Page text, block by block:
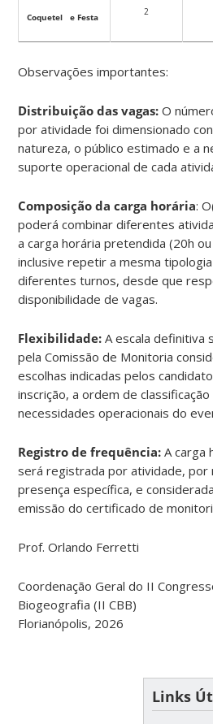
Coquetel e Festa 2
Observações importantes:
Distribuição das vagas:O
por atividade foi dimensionado
natureza, o público estimado e a
suporte operacional de cada
Composição da carga horária:
poderá combinar diferentes
a carga horária pretendida (20h
inclusive repetir a mesma
diferentes turnos, desde que
disponibilidade de vagas.
Flexibilidade: A escala definitiva
pela Comissão de Monitoria
escolhas indicadas pelos
inscrição, a ordem de classificação
necessidades operacionais do
Registro de frequência:A carga
será registrada por atividade, por
presença específica, e
emissão do certificado de
Prof. Orlando Ferretti
Coordenação Geral do II
Biogeografia (II CBB)
Florianópolis, 2026
Links